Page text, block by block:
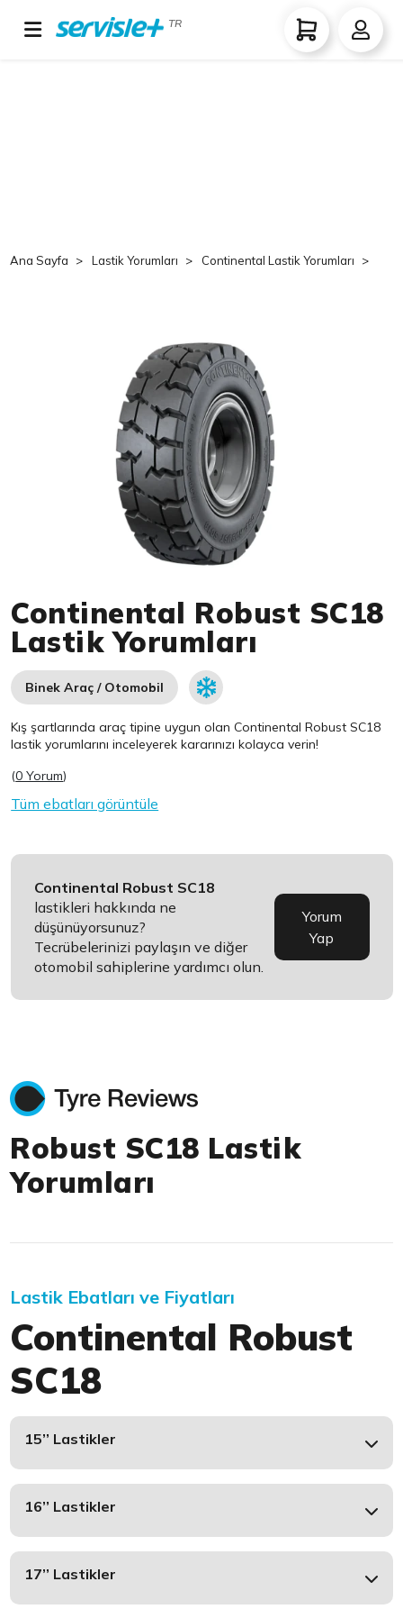
TR
Ana Sayfa Lastik Yorumları Continental Lastik Yorumları
Continental Robust SC18
Lastik Yorumları
Binek Araç / Otomobil
Kış şartlarında araç tipine uygun olanContinental Robust SC18
lastik yorumlarını inceleyerek kararınızı kolayca verin!
(0 Yorum)
Tüm ebatları görüntüle
Continental Robust SC18
lastikleri hakkında ne
düşünüyorsunuz?
Tecrübelerinizi paylaşın ve diğer
otomobil sahiplerine yardımcı olun.
Yorum
Yap
Robust SC18 Lastik
Yorumları
Lastik Ebatları ve Fiyatları
Continental Robust
SC18
15’’ Lastikler
16’’ Lastikler
17’’ Lastikler